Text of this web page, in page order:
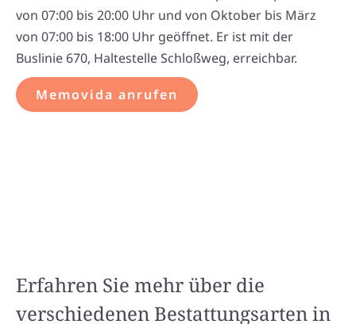
von 07:00 bis 20:00 Uhr und von Oktober bis März
von 07:00 bis 18:00 Uhr geöffnet. Er ist mit der
Buslinie 670, Haltestelle Schloßweg, erreichbar.
Memovida anrufen
Erfahren Sie mehr über die
verschiedenen Bestattungsarten in